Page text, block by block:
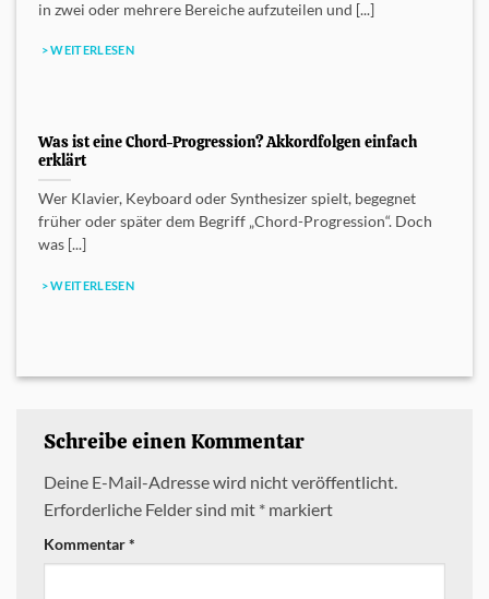
in zwei oder mehrere Bereiche aufzuteilen und [...]
> WEITERLESEN
Was ist eine Chord-Progression? Akkordfolgen einfach
erklärt
Wer Klavier, Keyboard oder Synthesizer spielt, begegnet
früher oder später dem Begriff „Chord-Progression“. Doch
was [...]
> WEITERLESEN
Schreibe einen Kommentar
Deine E-Mail-Adresse wird nicht veröffentlicht.
Erforderliche Felder sind mit * markiert
Kommentar*